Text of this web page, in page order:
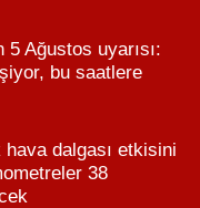
Ağustos uyarısı:
bu saatlere
hava dalgası etkisini
38